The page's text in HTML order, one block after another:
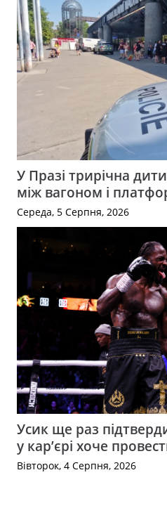
У Празі трирічна
між вагоном і
Середа, 5 Серпня, 2026
Усик ще раз
у кар’єрі хоче
Вівторок, 4 Серпня, 2026